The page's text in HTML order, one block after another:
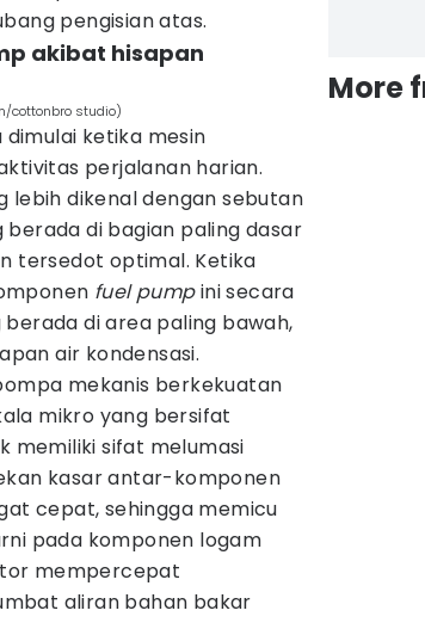
pengisian atas.
akibat hisapan
cottonbro studio)
ketika mesin
perjalanan harian.
lebih dikenal dengan sebutan
di bagian paling dasar
tersedot optimal. Ketika
fuel pumpini secara
di area paling bawah,
air kondensasi.
mekanis berkekuatan
mikro yang bersifat
memiliki sifat melumasi
kasar antar-komponen
cepat, sehingga memicu
pada komponen logam
mempercepat
aliran bahan bakar
More